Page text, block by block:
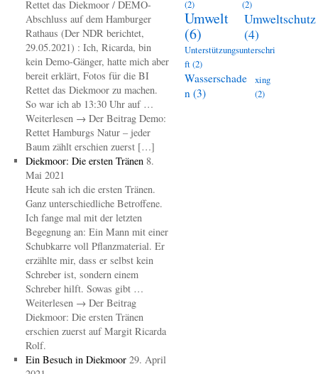
Rettet das Diekmoor / DEMO-
Abschluss auf dem Hamburger
Rathaus (Der NDR berichtet,
29.05.2021) : Ich, Ricarda, bin
kein Demo-Gänger, hatte mich aber
bereit erklärt, Fotos für die BI
Rettet das Diekmoor zu machen.
So war ich ab 13:30 Uhr auf …
Weiterlesen → Der Beitrag Demo:
Rettet Hamburgs Natur – jeder
Baum zählt erschien zuerst […]
Diekmoor: Die ersten Tränen 8.
Mai 2021
Heute sah ich die ersten Tränen.
Ganz unterschiedliche Betroffene.
Ich fange mal mit der letzten
Begegnung an: Ein Mann mit einer
Schubkarre voll Pflanzmaterial. Er
erzählte mir, dass er selbst kein
Schreber ist, sondern einem
Schreber hilft. Sowas gibt …
Weiterlesen → Der Beitrag
Diekmoor: Die ersten Tränen
erschien zuerst auf Margit Ricarda
Rolf.
Ein Besuch in Diekmoor 29. April
(2)
(2)
Umwelt
(6)
Umweltschutz
(4)
Unterstützungsunterschri
ft(2)
Wasserschade
n (3)
xing
(2)